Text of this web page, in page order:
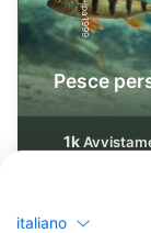
Pesce
1k
italiano